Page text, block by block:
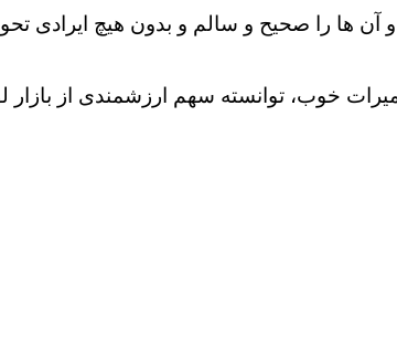
ها را صحیح و سالم و بدون هیچ ایرادی
خوب، توانسته سهم ارزشمندی از بازار